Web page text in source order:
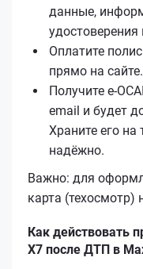
данные,
Оплатите
прямо на сайте.
Получите
email и будет
Храните его
надёжно.
Важно: для
карта (техосмотр)
Как действовать
X7 после ДТП в